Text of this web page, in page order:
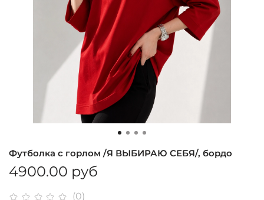
(0)
Футболка с горлом /Я ВЫБИРАЮ СЕБЯ/, бордо
4900.00 руб